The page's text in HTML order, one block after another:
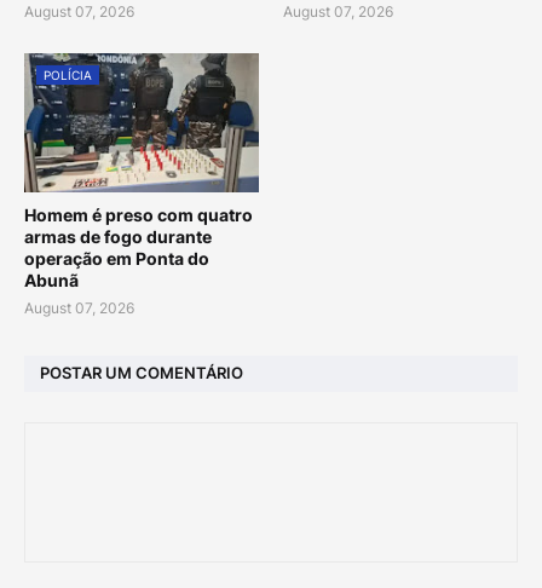
August 07, 2026 August 07, 2026
POLÍCIA
Homem é preso com quatro
armas de fogo durante
operação em Ponta do
Abunã
August 07, 2026
POSTAR UM COMENTÁRIO